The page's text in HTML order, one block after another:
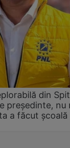
din
președinte, nu
a făcut școală